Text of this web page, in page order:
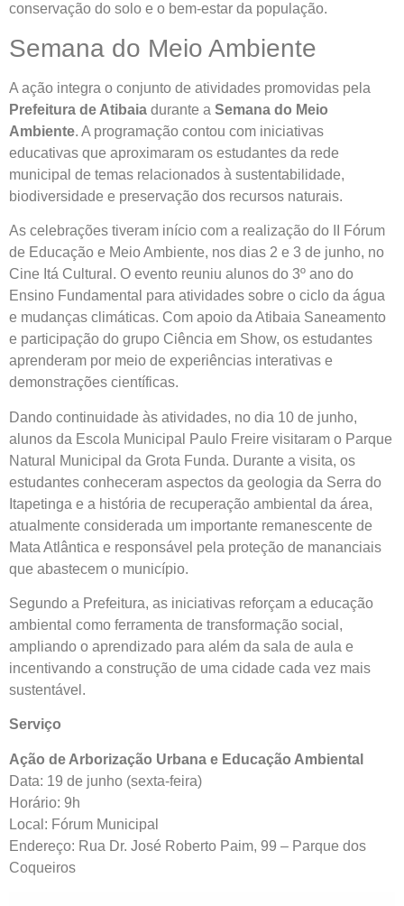
conservação do solo e o bem-estar da população.
Semana do Meio Ambiente
A ação integra o conjunto de atividades promovidas pela
Prefeitura de Atibaia durante a Semana do Meio
Ambiente. A programação contou com iniciativas
educativas que aproximaram os estudantes da rede
municipal de temas relacionados à sustentabilidade,
biodiversidade e preservação dos recursos naturais.
As celebrações tiveram início com a realização do II Fórum
de Educação e Meio Ambiente, nos dias 2 e 3 de junho, no
Cine Itá Cultural. O evento reuniu alunos do 3º ano do
Ensino Fundamental para atividades sobre o ciclo da água
e mudanças climáticas. Com apoio da Atibaia Saneamento
e participação do grupo Ciência em Show, os estudantes
aprenderam por meio de experiências interativas e
demonstrações científicas.
Dando continuidade às atividades, no dia 10 de junho,
alunos da Escola Municipal Paulo Freire visitaram o Parque
Natural Municipal da Grota Funda. Durante a visita, os
estudantes conheceram aspectos da geologia da Serra do
Itapetinga e a história de recuperação ambiental da área,
atualmente considerada um importante remanescente de
Mata Atlântica e responsável pela proteção de mananciais
que abastecem o município.
Segundo a Prefeitura, as iniciativas reforçam a educação
ambiental como ferramenta de transformação social,
ampliando o aprendizado para além da sala de aula e
incentivando a construção de uma cidade cada vez mais
sustentável.
Serviço
Ação de Arborização Urbana e Educação Ambiental
Data: 19 de junho (sexta-feira)
Horário: 9h
Local: Fórum Municipal
Endereço: Rua Dr. José Roberto Paim, 99 – Parque dos
Coqueiros